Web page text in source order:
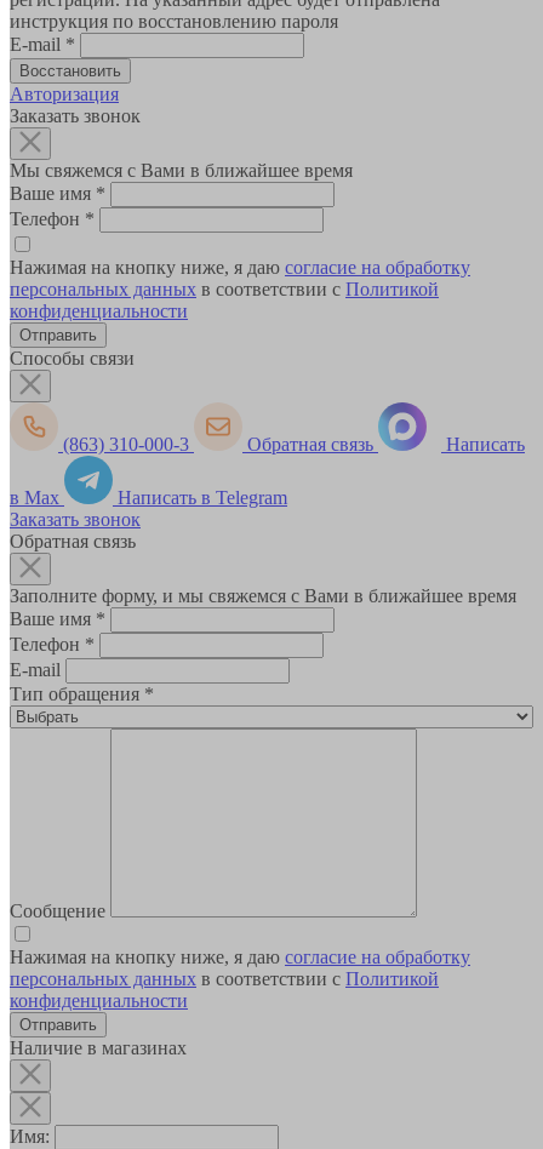
инструкция по восстановлению пароля
E-mail *
Авторизация
Заказать звонок
Мы свяжемся с Вами в ближайшее время
Ваше имя *
Телефон *
Нажимая на кнопку ниже, я даю согласие на обработку
персональных данных в соответствии с Политикой
конфиденциальности
Способы связи
(863) 310-000-3 Обратная связь Написать
в Max
Написать в Telegram
Заказать звонок
Обратная связь
Заполните форму, и мы свяжемся с Вами в ближайшее время
Ваше имя *
Телефон *
E-mail
Тип обращения *
Сообщение
Нажимая на кнопку ниже, я даю согласие на обработку
персональных данных в соответствии с Политикой
конфиденциальности
Наличие в магазинах
Имя: